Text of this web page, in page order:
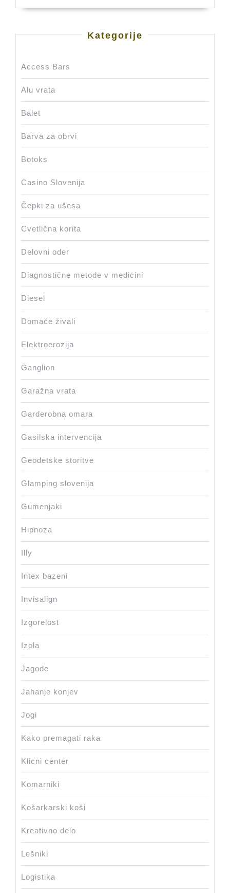
Kategorije
Access Bars
Alu vrata
Balet
Barva za obrvi
Botoks
Casino Slovenija
Čepki za ušesa
Cvetlična korita
Delovni oder
Diagnostične metode v medicini
Diesel
Domače živali
Elektroerozija
Ganglion
Garažna vrata
Garderobna omara
Gasilska intervencija
Geodetske storitve
Glamping slovenija
Gumenjaki
Hipnoza
Illy
Intex bazeni
Invisalign
Izgorelost
Izola
Jagode
Jahanje konjev
Jogi
Kako premagati raka
Klicni center
Komarniki
Košarkarski koši
Kreativno delo
Lešniki
Logistika